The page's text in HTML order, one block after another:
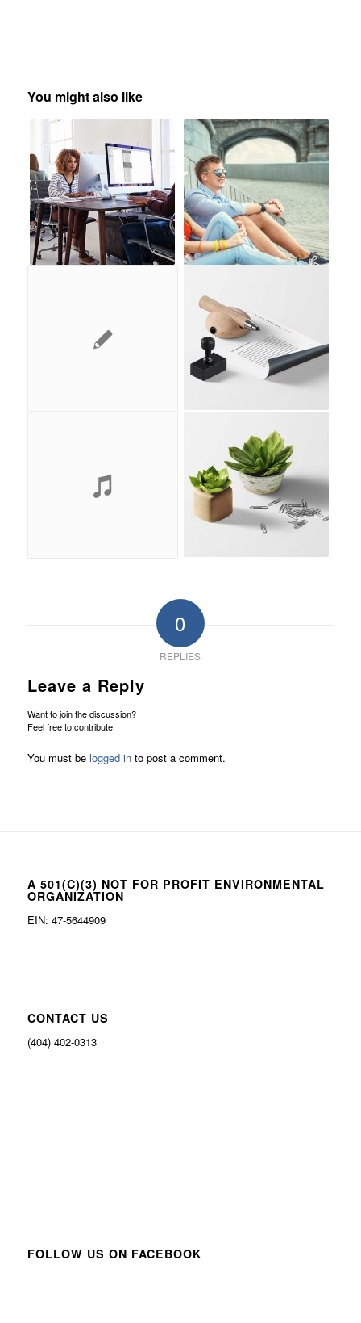
You might also like
0
REPLIES
Leave a Reply
Want to join the discussion?
Feel free to contribute!
You must be logged into post a comment.
A 501(C)(3) NOT FOR PROFIT ENVIRONMENTAL
ORGANIZATION
EIN: 47-5644909
CONTACT US
(404) 402-0313
FOLLOW US ON FACEBOOK